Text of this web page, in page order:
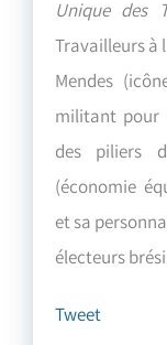
Unique des
Travailleurs à
Mendes
militant pour
des piliers
(économie
et sa
électeurs
Tweet